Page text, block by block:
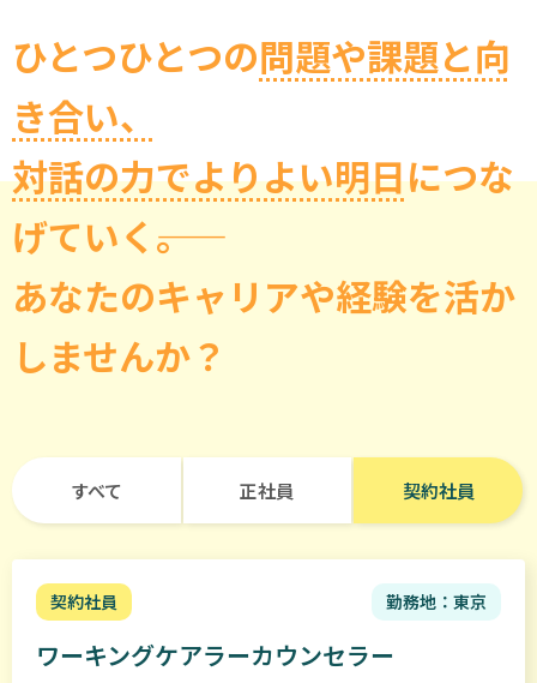
ひとつひとつの問題や課題と向
き合い、
対話の力でよりよい明日につな
げていく――。
あなたのキャリアや経験を活か
しませんか？
すべて 正社員 契約社員
契約社員 勤務地：東京
ワーキングケアラーカウンセラー
ア」
し
た。
デ
ィ
ア
と
い
そ
で
は
方